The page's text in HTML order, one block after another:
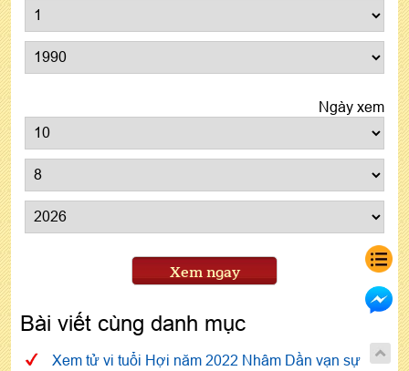
Ngày xem
Xem ngay
Bài viết cùng danh mục
Xem tử vi tuổi Hợi năm 2022 Nhâm Dần vạn sự